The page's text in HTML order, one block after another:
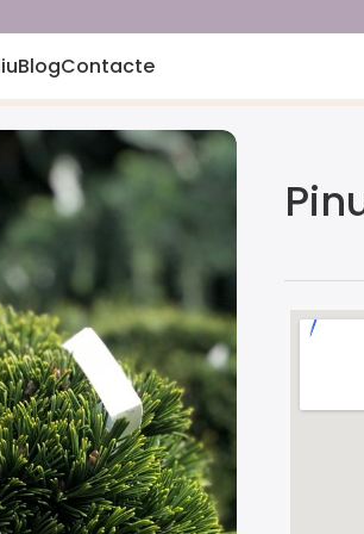
BlogContacte